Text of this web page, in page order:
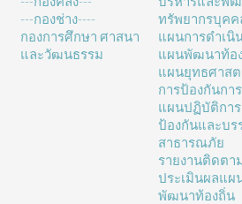
---กองช่าง----
กองการศึกษา ศาสนา
และวัฒนธรรม
ทรัพยากรบุคค
แผนการดำเนิ
แผนพัฒนาท้อ
แผนยุทธศาส
การป้องกันกา
แผนปฏิบัติการ
ป้องกันและบร
สาธารณภัย
รายงานติดตา
ประเมินผลแผ
พัฒนาท้องถิ่น